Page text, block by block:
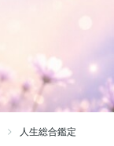
人生総合鑑定